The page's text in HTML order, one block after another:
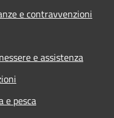
e contravvenzioni
e assistenza
e pesca